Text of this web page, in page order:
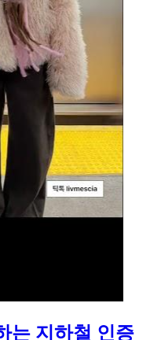
는 지하철 인증